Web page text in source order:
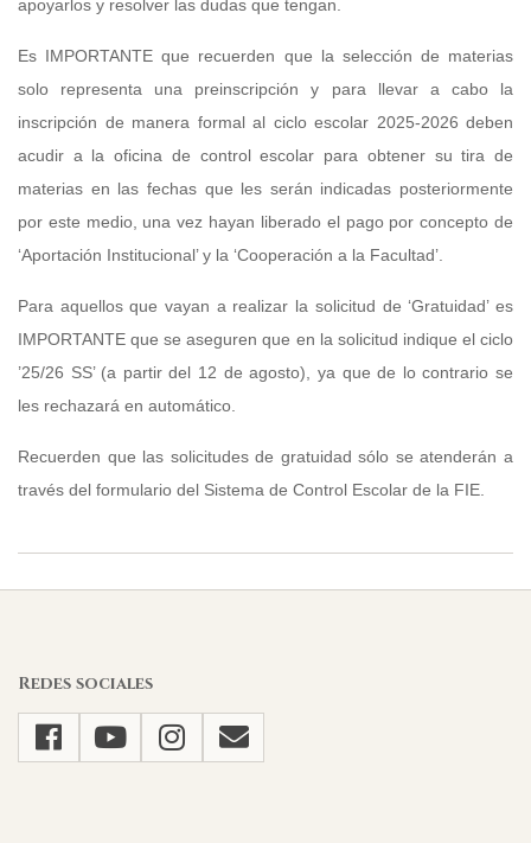
apoyarlos y resolver las dudas que tengan.
Es IMPORTANTE que recuerden que la selección de materias
solo representa una preinscripción y para llevar a cabo la
inscripción de manera formal al ciclo escolar 2025-2026 deben
acudir a la oficina de control escolar para obtener su tira de
materias en las fechas que les serán indicadas posteriormente
por este medio, una vez hayan liberado el pago por concepto de
‘Aportación Institucional’ y la ‘Cooperación a la Facultad’.
Para aquellos que vayan a realizar la solicitud de ‘Gratuidad’ es
IMPORTANTE que se aseguren que en la solicitud indique el ciclo
’25/26 SS’ (a partir del 12 de agosto), ya que de lo contrario se
les rechazará en automático.
Recuerden que las solicitudes de gratuidad sólo se atenderán a
través del formulario del Sistema de Control Escolar de la FIE.
Redes sociales